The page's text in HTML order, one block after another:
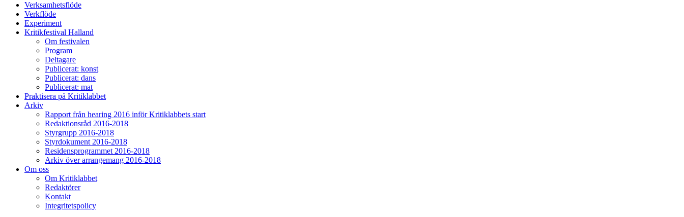
Verksamhetsflöde
Verkflöde
Experiment
Kritikfestival Halland
Om festivalen
Program
Deltagare
Publicerat: konst
Publicerat: dans
Publicerat: mat
Praktisera på Kritiklabbet
Arkiv
Rapport från hearing 2016 inför Kritiklabbets start
Redaktionsråd 2016-2018
Styrgrupp 2016-2018
Styrdokument 2016-2018
Residensprogrammet 2016-2018
Arkiv över arrangemang 2016-2018
Om oss
Om Kritiklabbet
Redaktörer
Kontakt
Integritetspolicy